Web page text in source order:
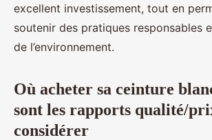
excellent investissement, tout en
soutenir des pratiques responsables
de l’environnement.
Où acheter sa ceinture
sont les rapports qualité/
considérer